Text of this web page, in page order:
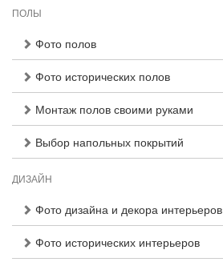
ПОЛЫ
Фото полов
Фото исторических полов
Монтаж полов своими руками
Выбор напольных покрытий
ДИЗАЙН
Фото дизайна и декора интерьеров
Фото исторических интерьеров